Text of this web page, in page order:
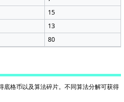
15
13
80
底格币以及算法碎片。不同算法分解可获得